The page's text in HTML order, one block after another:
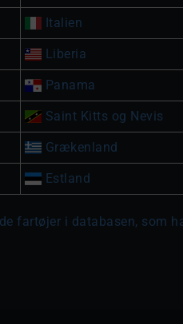
Italien
Liberia
Panama
Saint Kitts og Nevis
Grækenland
Estland
fartøjer i databasen, som